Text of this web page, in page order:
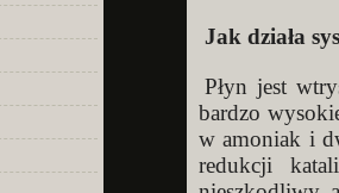
Jak działa
Płyn jest
bardzo
w amoniak i
redukcji